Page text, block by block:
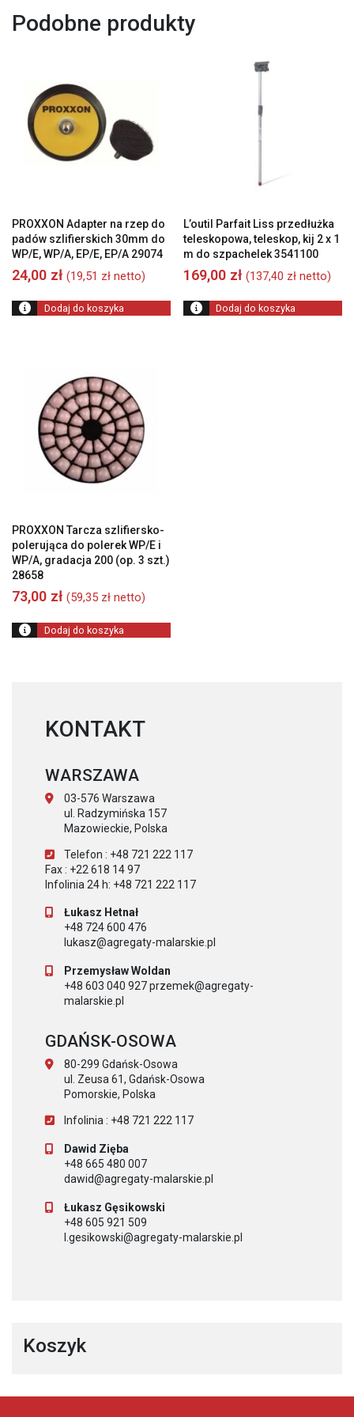
Podobne produkty
PROXXON Adapter na rzep do
padów szlifierskich 30mm do
WP/E, WP/A, EP/E, EP/A 29074
24,00 zł (19,51 zł netto)
Dodaj do koszyka
L’outil Parfait Liss przedłużka
teleskopowa, teleskop, kij 2 x 1
m do szpachelek 3541100
169,00 zł (137,40 zł netto)
Dodaj do koszyka
PROXXON Tarcza szlifiersko-
polerująca do polerek WP/E i
WP/A, gradacja 200 (op. 3 szt.)
28658
73,00 zł (59,35 zł netto)
Dodaj do koszyka
KONTAKT
WARSZAWA
03-576 Warszawa
ul. Radzymińska 157
Mazowieckie, Polska
Telefon : +48 721 222 117
Fax : +22 618 14 97
Infolinia 24 h: +48 721 222 117
Łukasz Hetnał
+48 724 600 476
lukasz@agregaty-malarskie.pl
Przemysław Woldan
+48 603 040 927 przemek@agregaty-
malarskie.pl
GDAŃSK-OSOWA
80-299 Gdańsk-Osowa
ul. Zeusa 61, Gdańsk-Osowa
Pomorskie, Polska
Infolinia : +48 721 222 117
Dawid Zięba
+48 665 480 007
dawid@agregaty-malarskie.pl
Łukasz Gęsikowski
+48 605 921 509
l.gesikowski@agregaty-malarskie.pl
Koszyk